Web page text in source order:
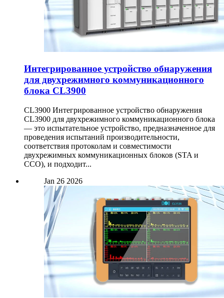
Интегрированное устройство обнаружения
для двухрежимного коммуникационного
блока CL3900
CL3900 Интегрированное устройство обнаружения
CL3900 для двухрежимного коммуникационного блока
— это испытательное устройство, предназначенное для
проведения испытаний производительности,
соответствия протоколам и совместимости
двухрежимных коммуникационных блоков (STA и
CCO), и подходит...
Jan 26 2026